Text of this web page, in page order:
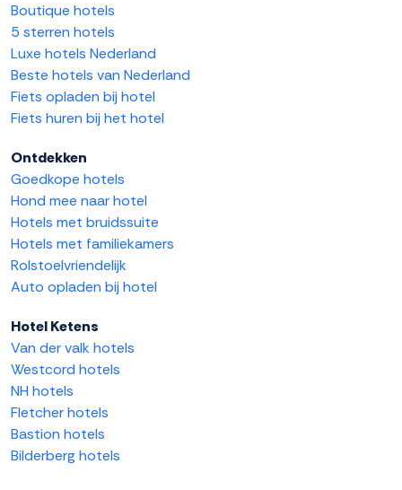
Boutique hotels
5 sterren hotels
Luxe hotels Nederland
Beste hotels van Nederland
Fiets opladen bij hotel
Fiets huren bij het hotel
Ontdekken
Goedkope hotels
Hond mee naar hotel
Hotels met bruidssuite
Hotels met familiekamers
Rolstoelvriendelijk
Auto opladen bij hotel
Hotel Ketens
Van der valk hotels
Westcord hotels
NH hotels
Fletcher hotels
Bastion hotels
Bilderberg hotels